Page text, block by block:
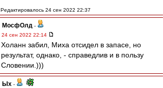
Редактировалось 24 сен 2022 22:37
МосфОлд -
24 сен 2022 22:14
Холанн забил, Миха отсидел в запасе, но
результат, однако, - справедлив и в пользу
Словении.)))
Ых -